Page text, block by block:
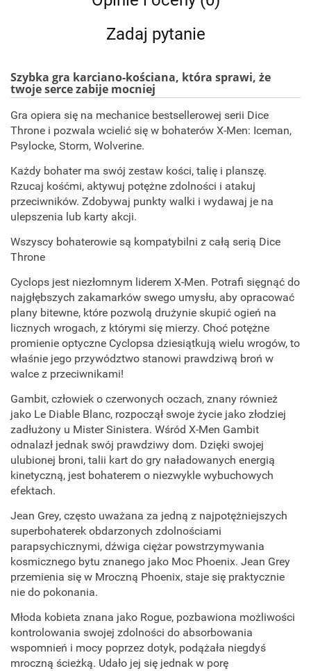
Zadaj pytanie
Szybka gra karciano-kościana, która sprawi, że
twoje serce zabije mocniej
Gra opiera się na mechanice bestsellerowej serii Dice
Throne i pozwala wcielić się w bohaterów X-Men: Iceman,
Psylocke, Storm, Wolverine.
Każdy bohater ma swój zestaw kości, talię i planszę.
Rzucaj kośćmi, aktywuj potężne zdolności i atakuj
przeciwników. Zdobywaj punkty walki i wydawaj je na
ulepszenia lub karty akcji.
Wszyscy bohaterowie są kompatybilni z całą serią Dice
Throne
Cyclops jest niezłomnym liderem X-Men. Potrafi sięgnąć do
najgłębszych zakamarków swego umysłu, aby opracować
plany bitewne, które pozwolą drużynie skupić ogień na
licznych wrogach, z którymi się mierzy. Choć potężne
promienie optyczne Cyclopsa dziesiątkują wielu wrogów, to
właśnie jego przywództwo stanowi prawdziwą broń w
walce z przeciwnikami!
Gambit, człowiek o czerwonych oczach, znany również
jako Le Diable Blanc, rozpoczął swoje życie jako złodziej
zadłużony u Mister Sinistera. Wśród X-Men Gambit
odnalazł jednak swój prawdziwy dom. Dzięki swojej
ulubionej broni, talii kart do gry naładowanych energią
kinetyczną, jest bohaterem o niezwykle wybuchowych
efektach.
Jean Grey, często uważana za jedną z najpotężniejszych
superbohaterek obdarzonych zdolnościami
parapsychicznymi, dźwiga ciężar powstrzymywania
kosmicznego bytu znanego jako Moc Phoenix. Jean Grey
przemienia się w Mroczną Phoenix, staje się praktycznie
nie do pokonania.
Młoda kobieta znana jako Rogue, pozbawiona możliwości
kontrolowania swojej zdolności do absorbowania
wspomnień i mocy poprzez dotyk, podążała niegdyś
mroczną ścieżką. Udało jej się jednak w porę